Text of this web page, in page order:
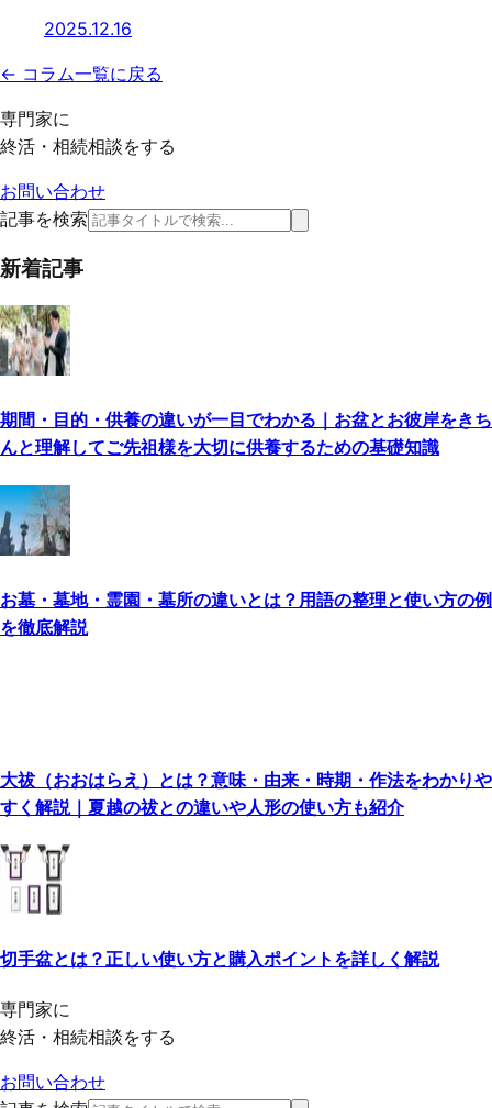
2025.12.16
← コラム一覧に戻る
専門家に
終活・相続相談をする
お問い合わせ
記事を検索
新着記事
期間・目的・供養の違いが一目でわかる｜お盆とお彼岸をきち
んと理解してご先祖様を大切に供養するための基礎知識
お墓・墓地・霊園・墓所の違いとは？用語の整理と使い方の例
を徹底解説
大祓（おおはらえ）とは？意味・由来・時期・作法をわかりや
すく解説｜夏越の祓との違いや人形の使い方も紹介
切手盆とは？正しい使い方と購入ポイントを詳しく解説
専門家に
終活・相続相談をする
お問い合わせ